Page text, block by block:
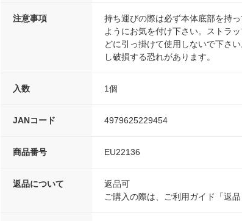
注意事項
持ち運びの際は必ず本体底部を持
ようにお気を付け下さい。ストラ
どに引っ掛けて使用しないで下さ
し破損する恐れがあります。
入数 1個
JANコード 4979625229454
商品番号 EU22136
返品について
返品可
ご購入の際は、ご利用ガイド「返